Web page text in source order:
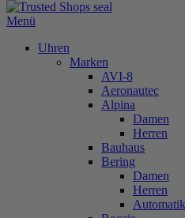
Menü
Uhren
Marken
AVI-8
Aeronautec
Alpina
Damen
Herren
Bauhaus
Bering
Damen
Herren
Automatik